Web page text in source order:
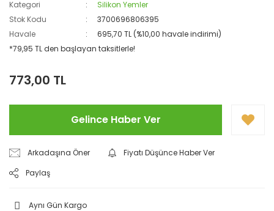
Kategori
Silikon Yemler
Stok Kodu
3700696806395
Havale
695,70 TL (%10,00 havale indirimi)
*79,95 TL den başlayan taksitlerle!
773,00 TL
Gelince Haber Ver
Arkadaşına Öner
Fiyatı Düşünce Haber Ver
Paylaş
Aynı Gün Kargo